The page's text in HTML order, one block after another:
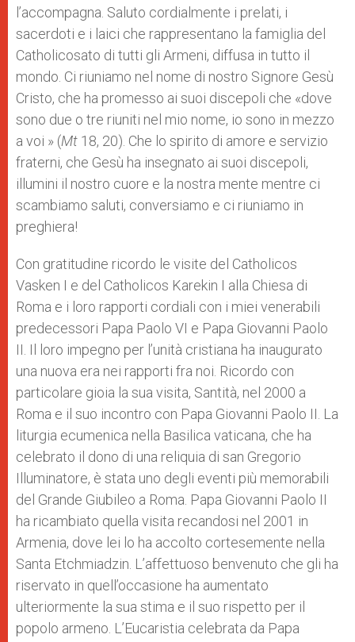
l’accompagna. Saluto cordialmente i prelati, i
sacerdoti e i laici che rappresentano la famiglia del
Catholicosato di tutti gli Armeni, diffusa in tutto il
mondo. Ci riuniamo nel nome di nostro Signore Gesù
Cristo, che ha promesso ai suoi discepoli che «dove
sono due o tre riuniti nel mio nome, io sono in mezzo
a voi » (Mt 18, 20). Che lo spirito di amore e servizio
fraterni, che Gesù ha insegnato ai suoi discepoli,
illumini il nostro cuore e la nostra mente mentre ci
scambiamo saluti, conversiamo e ci riuniamo in
preghiera!
Con gratitudine ricordo le visite del Catholicos
Vasken I e del Catholicos Karekin I alla Chiesa di
Roma e i loro rapporti cordiali con i miei venerabili
predecessori Papa Paolo VI e Papa Giovanni Paolo
II. Il loro impegno per l’unità cristiana ha inaugurato
una nuova era nei rapporti fra noi. Ricordo con
particolare gioia la sua visita, Santità, nel 2000 a
Roma e il suo incontro con Papa Giovanni Paolo II. La
liturgia ecumenica nella Basilica vaticana, che ha
celebrato il dono di una reliquia di san Gregorio
Illuminatore, è stata uno degli eventi più memorabili
del Grande Giubileo a Roma. Papa Giovanni Paolo II
ha ricambiato quella visita recandosi nel 2001 in
Armenia, dove lei lo ha accolto cortesemente nella
Santa Etchmiadzin. L’affettuoso benvenuto che gli ha
riservato in quell’occasione ha aumentato
ulteriormente la sua stima e il suo rispetto per il
popolo armeno. L’Eucaristia celebrata da Papa